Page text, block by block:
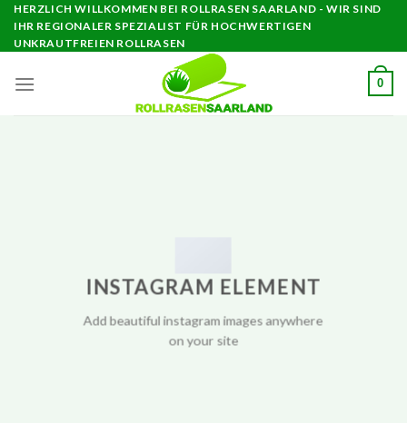
Skip
content
HERZLICH WILLKOMMEN BEI ROLLRASEN SAARLAND - WIR SIND
IHR REGIONALER SPEZIALIST FÜR HOCHWERTIGEN
UNKRAUTFREIEN ROLLRASEN
0
INSTAGRAM ELEMENT
Add beautiful instagram images anywhere
on your site